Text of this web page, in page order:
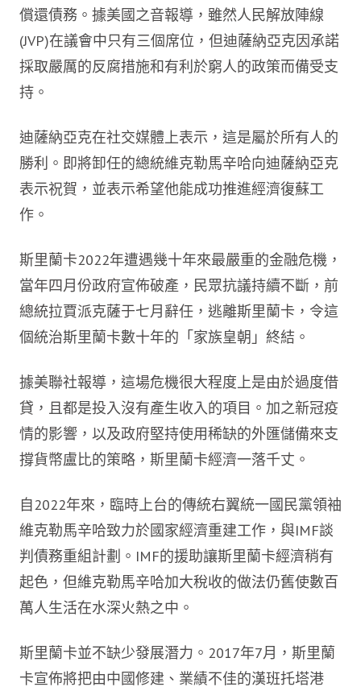
償還債務。據美國之音報導，雖然人民解放陣線
(JVP)在議會中只有三個席位，但迪薩納亞克因承諾
採取嚴厲的反腐措施和有利於窮人的政策而備受支
持。
迪薩納亞克在社交媒體上表示，這是屬於所有人的
勝利。即將卸任的總統維克勒馬辛哈向迪薩納亞克
表示祝賀，並表示希望他能成功推進經濟復蘇工
作。
斯里蘭卡2022年遭遇幾十年來最嚴重的金融危機，
當年四月份政府宣佈破產，民眾抗議持續不斷，前
總統拉賈派克薩于七月辭任，逃離斯里蘭卡，令這
個統治斯里蘭卡數十年的「家族皇朝」終結。
據美聯社報導，這場危機很大程度上是由於過度借
貸，且都是投入沒有產生收入的項目。加之新冠疫
情的影響，以及政府堅持使用稀缺的外匯儲備來支
撐貨幣盧比的策略，斯里蘭卡經濟一落千丈。
自2022年來，臨時上台的傳統右翼統一國民黨領袖
維克勒馬辛哈致力於國家經濟重建工作，與IMF談
判債務重組計劃。IMF的援助讓斯里蘭卡經濟稍有
起色，但維克勒馬辛哈加大稅收的做法仍舊使數百
萬人生活在水深火熱之中。
斯里蘭卡並不缺少發展潛力。2017年7月，斯里蘭
卡宣佈將把由中國修建、業績不佳的漢班托塔港